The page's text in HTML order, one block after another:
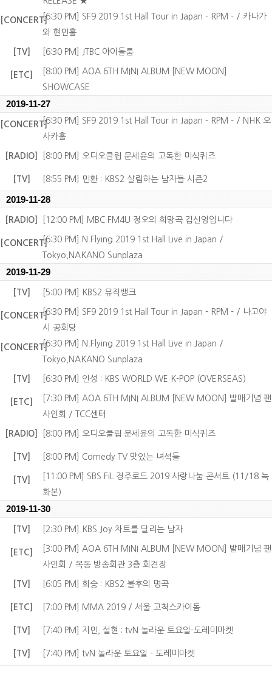
[CONCERT][6:30 PM] SF9 2019 1st Hall Tour in Japan - RPM - / 카나가
와 현민홀
[TV] [6:30 PM] JTBC 아이돌룸
[ETC]
[8:00 PM] AOA 6TH MINI ALBUM [NEW MOON]
SHOWCASE
2019-11-27
[CONCERT][6:30 PM] SF9 2019 1st Hall Tour in Japan - RPM - / NHK 오
사카홀
[RADIO] [8:00 PM] 오디오클립 문세윤의 고독한 미식퀴즈
[TV] [8:55 PM] 민환 : KBS2 살림하는 남자들 시즌2
2019-11-28
[RADIO] [12:00 PM] MBC FM4U 정오의 희망곡 김신영입니다
[CONCERT][6:30 PM] N.Flying 2019 1st Hall Live in Japan /
Tokyo,NAKANO Sunplaza
2019-11-29
[TV] [5:00 PM] KBS2 뮤직뱅크
[CONCERT][6:30 PM] SF9 2019 1st Hall Tour in Japan - RPM - / 나고야
시 공회당
[CONCERT][6:30 PM] N.Flying 2019 1st Hall Live in Japan /
Tokyo,NAKANO Sunplaza
[TV] [6:30 PM] 인성 : KBS WORLD WE K-POP (OVERSEAS)
[ETC]
[7:30 PM] AOA 6TH MINI ALBUM [NEW MOON] 발매기념 팬
사인회 / TCC센터
[RADIO] [8:00 PM] 오디오클립 문세윤의 고독한 미식퀴즈
[TV] [8:00 PM] Comedy TV 맛있는 녀석들
[TV]
[11:00 PM] SBS FiL 경주로드 2019 사랑나눔 콘서트 (11/18 녹
화본)
2019-11-30
[TV] [2:30 PM] KBS Joy 차트를 달리는 남자
[ETC]
[3:00 PM] AOA 6TH MINI ALBUM [NEW MOON] 발매기념 팬
사인회 / 목동 방송회관 3층 회견장
[TV] [6:05 PM] 회승 : KBS2 불후의 명곡
[ETC] [7:00 PM] MMA 2019 / 서울 고척스카이돔
[TV] [7:40 PM] 지민, 설현 : tvN 놀라운 토요일-도레미마켓
[TV] [7:40 PM] tvN 놀라운 토요일 - 도레미마켓